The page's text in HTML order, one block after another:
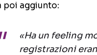
poi aggiunto:
«Ha un feeling
registrazioni